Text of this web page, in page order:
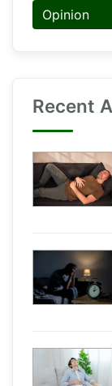
Opinion
Recent